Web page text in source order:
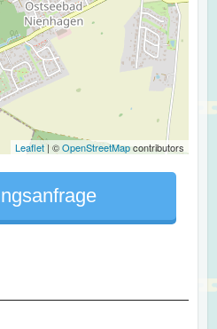
Leaflet | ©OpenStreetMapcontributors